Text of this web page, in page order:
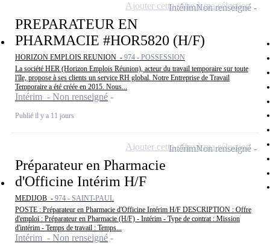
PREPARATEUR EN
PHARMACIE #HOR5820 (H/F)
HORIZON EMPLOIS REUNION - 974 - POSSESSION
La société HER (Horizon Emplois Réunion), acteur du travail temporaire sur toute
l'île, propose à ses clients un service RH global. Notre Entreprise de Travail
Temporaire a été créée en 2015. Nous...
Intérim - Non renseigné
Publié il y a 11 jours
IntérimNon renseigné
Ajouter cette offre à ma sélection
Préparateur en Pharmacie
d'Officine Intérim H/F
MEDIJOB - 974 - SAINT-PAUL
POSTE : Préparateur en Pharmacie d'Officine Intérim H/F DESCRIPTION : Offre
d'emploi : Préparateur en Pharmacie (H/F) - Intérim - Type de contrat : Mission
d'intérim - Temps de travail : Temps...
Intérim - Non renseigné
IntérimNon renseigné
Ajouter cette offre à ma sélection